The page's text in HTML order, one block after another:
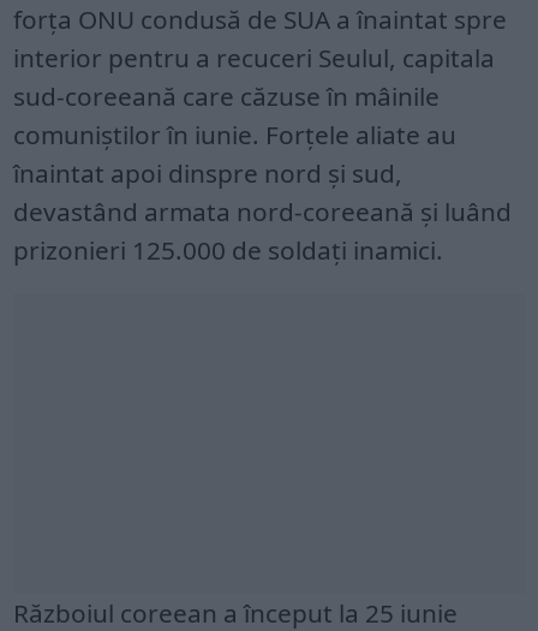
forța ONU condusă de SUA a înaintat spre
interior pentru a recuceri Seulul, capitala
sud-coreeană care căzuse în mâinile
comuniștilor în iunie. Forțele aliate au
înaintat apoi dinspre nord și sud,
devastând armata nord-coreeană și luând
prizonieri 125.000 de soldați inamici.
Războiul coreean a început la 25 iunie